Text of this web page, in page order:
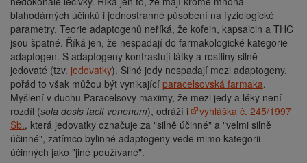
blahodárných účinků i jednostranné působení na fyziologické
parametry. Teorie adaptogenů neříká, že kofein, kapsaicin a THC
jsou špatné. Říká jen, že nespadají do farmakologické kategorie
adaptogen. S adaptogeny kontrastují látky a rostliny silně
jedovaté (tzv. jedovatky). Silné jedy nespadají mezi adaptogeny,
pořád to však můžou být vynikající paracelsovská farmaka.
Myšlení v duchu Paracelsovy maximy, že mezi jedy a léky není
rozdíl (sola dosis facit venenum), odráží i
vyhláška č. 245/1997
Sb., která jedovatky označuje za "silně účinné" a "velmi silně
účinné", zatímco bylinné adaptogeny vede mimo kategorii
účinných jako "jiné používané".